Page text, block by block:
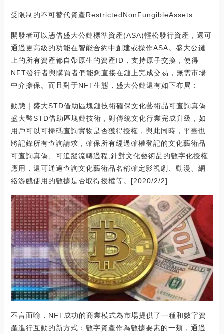
受限制的不可替代資產RestrictedNonFungibleAssets
開發者可以憑借盛大公鏈標準資產(ASA)輕松發行資產，還可
通過更高級的功能在智能合約中創建或操作ASA。盛大公鏈
上的所有資產都自帶原生的資產ID，支持原子交換，使得
NFT發行者與購買者們能夠直接在鏈上完成交易，無需市場
中介擔保。而且對于NFT生態，盛大公鏈還有如下布局：
動態 | 盛大STD借助區塊鏈技術確保文化藝術品可查詢真偽:
盛大幣STD借助區塊鏈技術，對傳統文化行業完成升級，如
用戶可以可掃碼查詢實物是否獲得授權，與此同時，平臺也
將記錄所有查詢請求，確保所有經過確權登記的文化藝術品
可查詢真偽、可追蹤流轉過程;針對文化藝術品的數字化授權
應用，還可通過查詢文化藝術品名稱確定影視劇、動漫、網
絡游戲使用的數據是否取得授權等。[2020/2/2]
不言而喻，NFT成功的商業模式為市場提供了一種和數字資
產進行互動的新方式：數字資產作為數據要素的一類，通過